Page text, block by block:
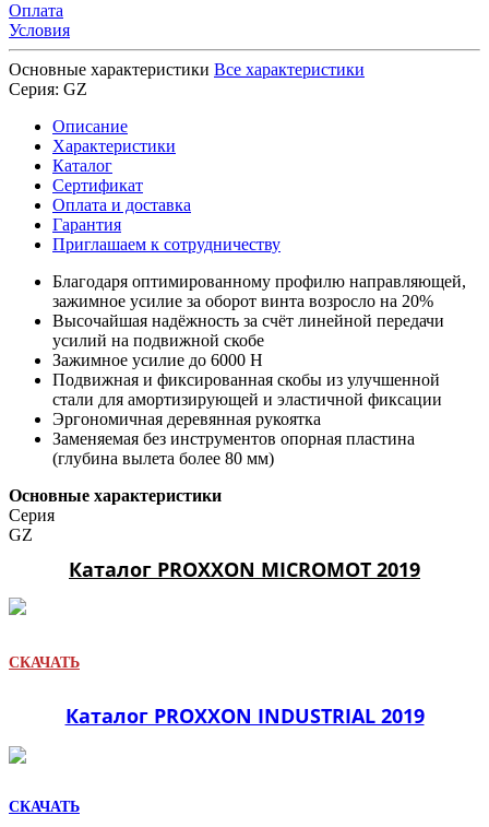
Оплата
Условия
Основные характеристики Все характеристики
Серия: GZ
Описание
Характеристики
Каталог
Сертификат
Оплата и доставка
Гарантия
Приглашаем к сотрудничеству
Благодаря оптимированному профилю направляющей,
зажимное усилие за оборот винта возросло на 20%
Высочайшая надёжность за счёт линейной передачи
усилий на подвижной скобе
Зажимное усилие до 6000 Н
Подвижная и фиксированная скобы из улучшенной
стали для амортизирующей и эластичной фиксации
Эргономичная деревянная рукоятка
Заменяемая без инструментов опорная пластина
(глубина вылета более 80 мм)
Основные характеристики
Серия
GZ
Каталог PROXXON MICROMOT 2019
СКАЧАТЬ
Каталог PROXXON INDUSTRIAL 2019
СКАЧАТЬ